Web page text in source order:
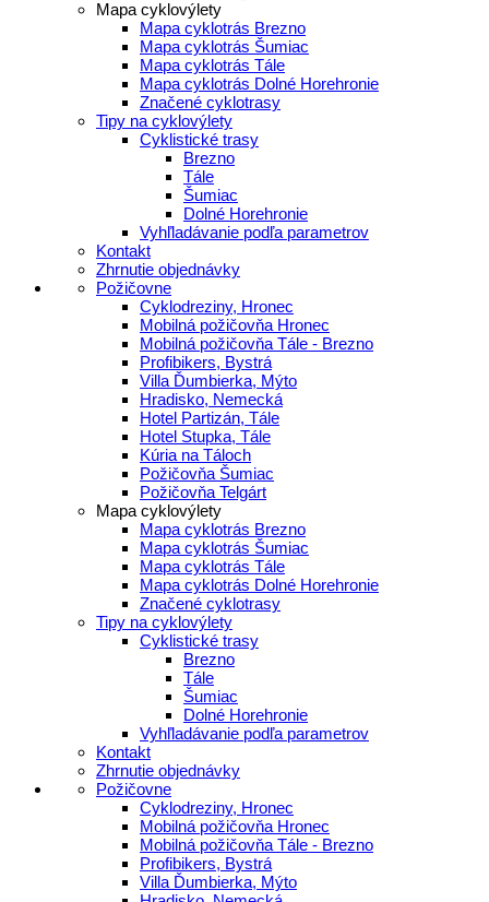
Mapa cyklovýlety
Mapa cyklotrás Brezno
Mapa cyklotrás Šumiac
Mapa cyklotrás Tále
Mapa cyklotrás Dolné Horehronie
Značené cyklotrasy
Tipy na cyklovýlety
Cyklistické trasy
Brezno
Tále
Šumiac
Dolné Horehronie
Vyhľladávanie podľa parametrov
Kontakt
Zhrnutie objednávky
Požičovne
Cyklodreziny, Hronec
Mobilná požičovňa Hronec
Mobilná požičovňa Tále - Brezno
Profibikers, Bystrá
Villa Ďumbierka, Mýto
Hradisko, Nemecká
Hotel Partizán, Tále
Hotel Stupka, Tále
Kúria na Táloch
Požičovňa Šumiac
Požičovňa Telgárt
Mapa cyklovýlety
Mapa cyklotrás Brezno
Mapa cyklotrás Šumiac
Mapa cyklotrás Tále
Mapa cyklotrás Dolné Horehronie
Značené cyklotrasy
Tipy na cyklovýlety
Cyklistické trasy
Brezno
Tále
Šumiac
Dolné Horehronie
Vyhľladávanie podľa parametrov
Kontakt
Zhrnutie objednávky
Požičovne
Cyklodreziny, Hronec
Mobilná požičovňa Hronec
Mobilná požičovňa Tále - Brezno
Profibikers, Bystrá
Villa Ďumbierka, Mýto